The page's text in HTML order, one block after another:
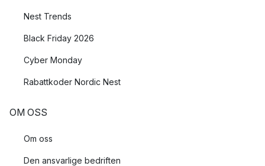
Nest Trends
Black Friday 2026
Cyber Monday
Rabattkoder Nordic Nest
OM OSS
Om oss
Den ansvarlige bedriften